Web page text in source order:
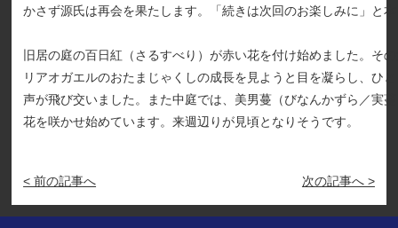
かさず源氏は再会を果たします。「続きは次回のお楽しみに」と
旧居の庭の百日紅（さるすべり）が赤い花を付け始めました。そ
リアオガエルのおたまじゃくしの成長を見ようと目を凝らし、ひ
声が飛び交いました。また中庭では、美男蔓（びなんかずら／実
花を咲かせ始めています。来週辺りが見頃となりそうです。
< 前の記事へ 次の記事へ >